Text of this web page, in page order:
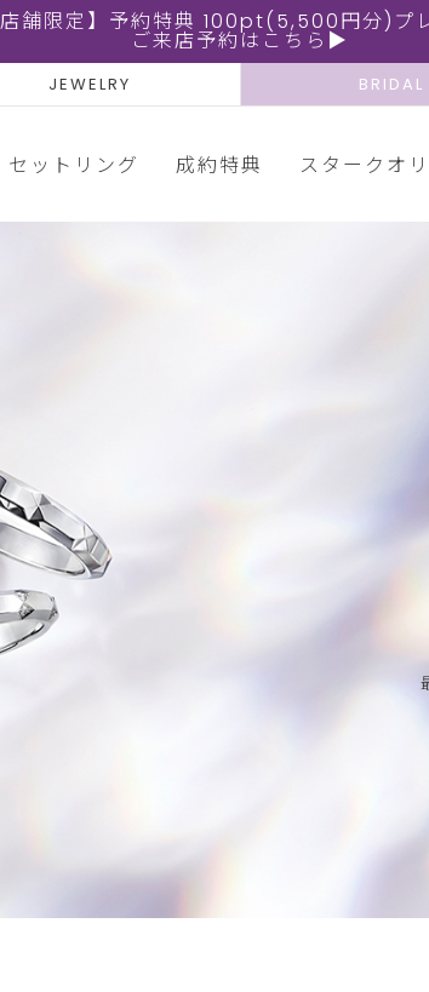
店舗限定】予約特典 100pt(5,500円分)プ
ご来店予約はこちら▶
JEWELRY BRIDAL
セットリング 成約特典 スタークオ